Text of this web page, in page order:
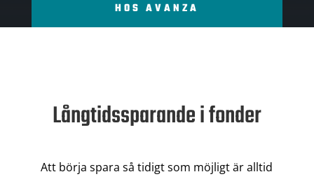
HOS AVANZA
Långtidssparande i fonder
Att börja spara så tidigt som möjligt är alltid